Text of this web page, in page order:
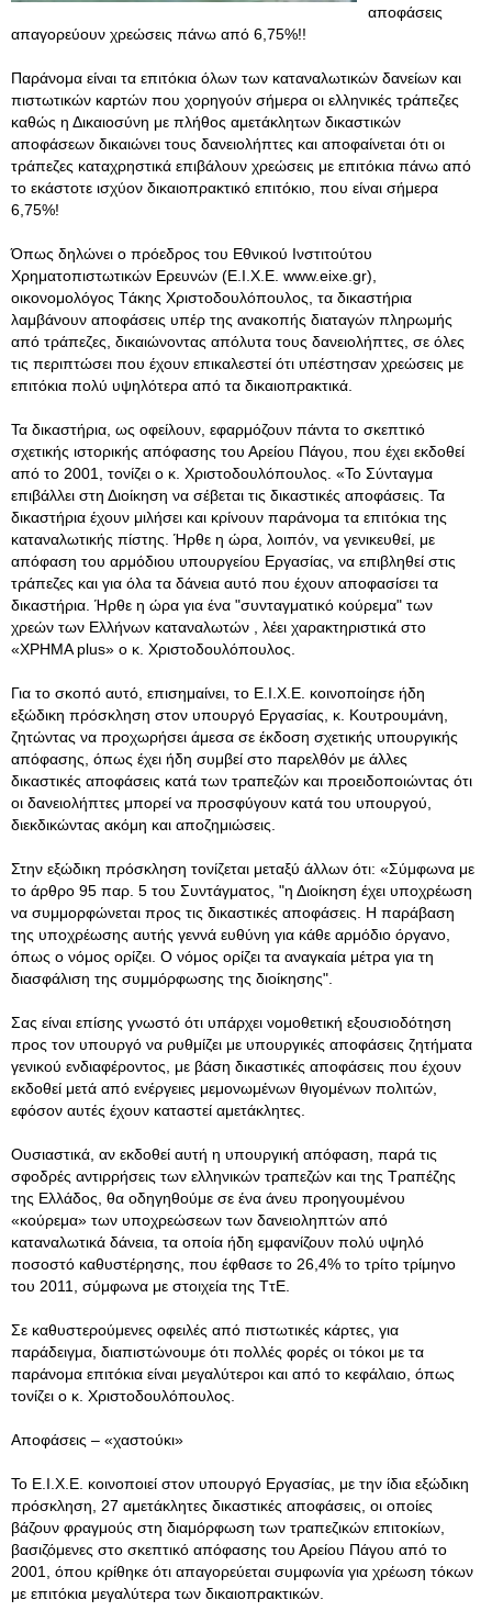
αποφάσεις
απαγορεύουν χρεώσεις πάνω από 6,75%!!
Παράνομα είναι τα επιτόκια όλων των καταναλωτικών δανείων και
πιστωτικών καρτών που χορηγούν σήμερα οι ελληνικές τράπεζες
καθώς η Δικαιοσύνη με πλήθος αμετάκλητων δικαστικών
αποφάσεων δικαιώνει τους δανειολήπτες και αποφαίνεται ότι οι
τράπεζες καταχρηστικά επιβάλουν χρεώσεις με επιτόκια πάνω από
το εκάστοτε ισχύον δικαιοπρακτικό επιτόκιο, που είναι σήμερα
6,75%!
Όπως δηλώνει ο πρόεδρος του Εθνικού Ινστιτούτου
Χρηματοπιστωτικών Ερευνών (Ε.Ι.Χ.Ε. www.eixe.gr),
οικονομολόγος Tάκης Χριστοδουλόπουλος, τα δικαστήρια
λαμβάνουν αποφάσεις υπέρ της ανακοπής διαταγών πληρωμής
από τράπεζες, δικαιώνοντας απόλυτα τους δανειολήπτες, σε όλες
τις περιπτώσει που έχουν επικαλεστεί ότι υπέστησαν χρεώσεις με
επιτόκια πολύ υψηλότερα από τα δικαιοπρακτικά.
Τα δικαστήρια, ως οφείλουν, εφαρμόζουν πάντα το σκεπτικό
σχετικής ιστορικής απόφασης του Αρείου Πάγου, που έχει εκδοθεί
από το 2001, τονίζει ο κ. Χριστοδουλόπουλος. «Το Σύνταγμα
επιβάλλει στη Διοίκηση να σέβεται τις δικαστικές αποφάσεις. Τα
δικαστήρια έχουν μιλήσει και κρίνουν παράνομα τα επιτόκια της
καταναλωτικής πίστης. Ήρθε η ώρα, λοιπόν, να γενικευθεί, με
απόφαση του αρμόδιου υπουργείου Εργασίας, να επιβληθεί στις
τράπεζες και για όλα τα δάνεια αυτό που έχουν αποφασίσει τα
δικαστήρια. Ήρθε η ώρα για ένα "συνταγματικό κούρεμα" των
χρεών των Ελλήνων καταναλωτών , λέει χαρακτηριστικά στο
«ΧΡΗΜΑ plus» ο κ. Χριστοδουλόπουλος.
Για το σκοπό αυτό, επισημαίνει, το Ε.Ι.Χ.Ε. κοινοποίησε ήδη
εξώδικη πρόσκληση στον υπουργό Εργασίας, κ. Κουτρουμάνη,
ζητώντας να προχωρήσει άμεσα σε έκδοση σχετικής υπουργικής
απόφασης, όπως έχει ήδη συμβεί στο παρελθόν με άλλες
δικαστικές αποφάσεις κατά των τραπεζών και προειδοποιώντας ότι
οι δανειολήπτες μπορεί να προσφύγουν κατά του υπουργού,
διεκδικώντας ακόμη και αποζημιώσεις.
Στην εξώδικη πρόσκληση τονίζεται μεταξύ άλλων ότι: «Σύμφωνα με
το άρθρο 95 παρ. 5 του Συντάγματος, "η Διοίκηση έχει υποχρέωση
να συμμορφώνεται προς τις δικαστικές αποφάσεις. Η παράβαση
της υποχρέωσης αυτής γεννά ευθύνη για κάθε αρμόδιο όργανο,
όπως ο νόμος ορίζει. Ο νόμος ορίζει τα αναγκαία μέτρα για τη
διασφάλιση της συμμόρφωσης της διοίκησης".
Σας είναι επίσης γνωστό ότι υπάρχει νομοθετική εξουσιοδότηση
προς τον υπουργό να ρυθμίζει με υπουργικές αποφάσεις ζητήματα
γενικού ενδιαφέροντος, με βάση δικαστικές αποφάσεις που έχουν
εκδοθεί μετά από ενέργειες μεμονωμένων θιγομένων πολιτών,
εφόσον αυτές έχουν καταστεί αμετάκλητες.
Ουσιαστικά, αν εκδοθεί αυτή η υπουργική απόφαση, παρά τις
σφοδρές αντιρρήσεις των ελληνικών τραπεζών και της Τραπέζης
της Ελλάδος, θα οδηγηθούμε σε ένα άνευ προηγουμένου
«κούρεμα» των υποχρεώσεων των δανειοληπτών από
καταναλωτικά δάνεια, τα οποία ήδη εμφανίζουν πολύ υψηλό
ποσοστό καθυστέρησης, που έφθασε το 26,4% το τρίτο τρίμηνο
του 2011, σύμφωνα με στοιχεία της ΤτΕ.
Σε καθυστερούμενες οφειλές από πιστωτικές κάρτες, για
παράδειγμα, διαπιστώνουμε ότι πολλές φορές οι τόκοι με τα
παράνομα επιτόκια είναι μεγαλύτεροι και από το κεφάλαιο, όπως
τονίζει ο κ. Χριστοδουλόπουλος.
Αποφάσεις – «χαστούκι»
Το Ε.Ι.Χ.Ε. κοινοποιεί στον υπουργό Εργασίας, με την ίδια εξώδικη
πρόσκληση, 27 αμετάκλητες δικαστικές αποφάσεις, οι οποίες
βάζουν φραγμούς στη διαμόρφωση των τραπεζικών επιτοκίων,
βασιζόμενες στο σκεπτικό απόφασης του Αρείου Πάγου από το
2001, όπου κρίθηκε ότι απαγορεύεται συμφωνία για χρέωση τόκων
με επιτόκια μεγαλύτερα των δικαιοπρακτικών.